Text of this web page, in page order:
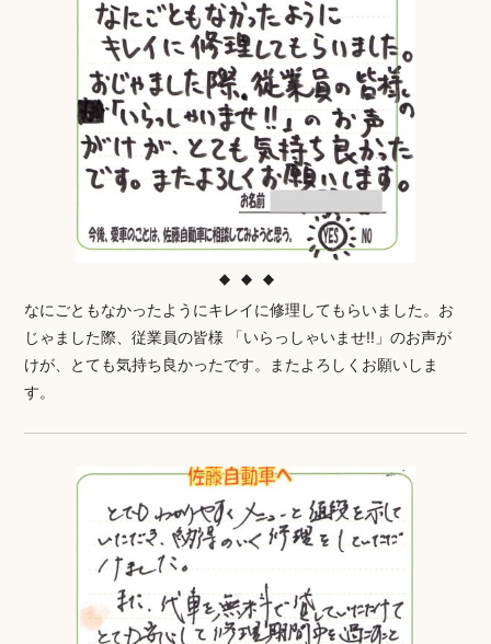
なにごともなかったようにキレイに修理してもらいました。お
じゃました際、従業員の皆様 「いらっしゃいませ!!」のお声が
けが、とても気持ち良かったです。またよろしくお願いしま
す。